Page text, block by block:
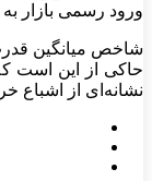
ورود رسمی بازار
حاکی از این است
نشانه‌ای از اشباع